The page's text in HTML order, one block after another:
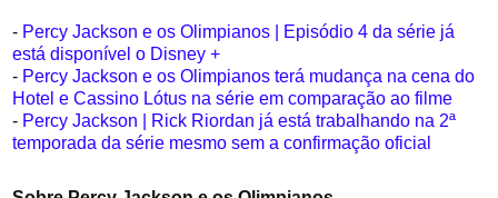
- Percy Jackson e os Olimpianos | Episódio 4 da série já
está disponível o Disney +
- Percy Jackson e os Olimpianos terá mudança na cena do
Hotel e Cassino Lótus na série em comparação ao filme
- Percy Jackson | Rick Riordan já está trabalhando na 2ª
temporada da série mesmo sem a confirmação oficial